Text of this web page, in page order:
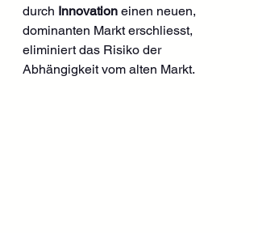
durch Innovation einen neuen,
dominanten Markt erschliesst,
eliminiert das Risiko der
Abhängigkeit vom alten Markt.